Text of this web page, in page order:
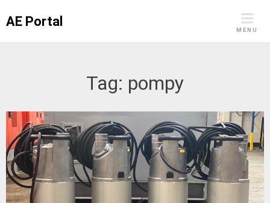
toAE Portal
MENU
Tag: pompy